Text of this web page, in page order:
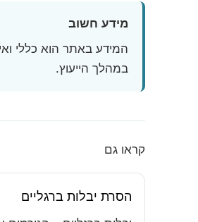
מידע חשוב
המידע באתר הוא כללי
במהלך הייעוץ.
קראו גם
הסרת יבלות ברגליים